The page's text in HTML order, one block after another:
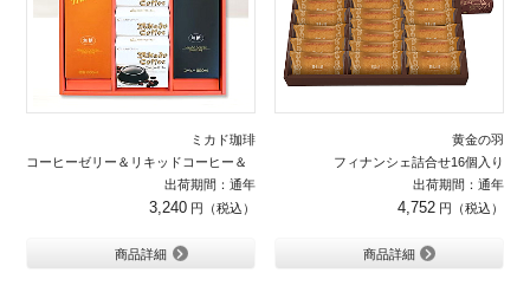
ミカド珈琲
コーヒーゼリー＆リキッドコーヒー＆ リキッドティーセット
出荷期間：通年
3,240
商品詳細
黄金の羽
フィナンシェ詰合せ16個入り
出荷期間：通年
4,752
商品詳細